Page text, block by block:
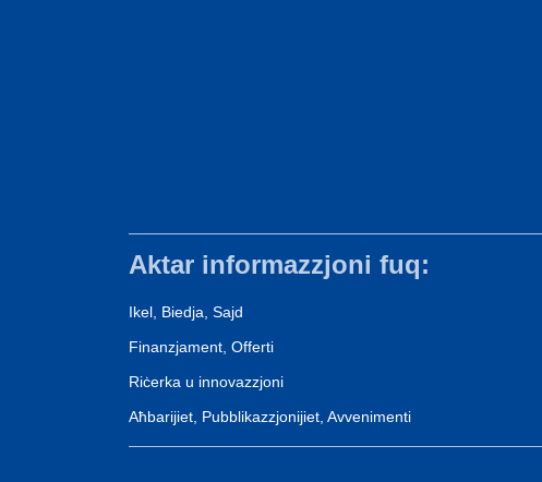
Aktar informazzjoni fuq:
Ikel, Biedja, Sajd
Finanzjament, Offerti
Riċerka u innovazzjoni
Aħbarijiet, Pubblikazzjonijiet, Avvenimenti